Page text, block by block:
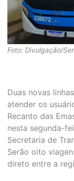
Foto: Divulgação/
Duas novas
atender os
Recanto das
nesta segunda-
Secretaria de
Serão oito
direto entre a